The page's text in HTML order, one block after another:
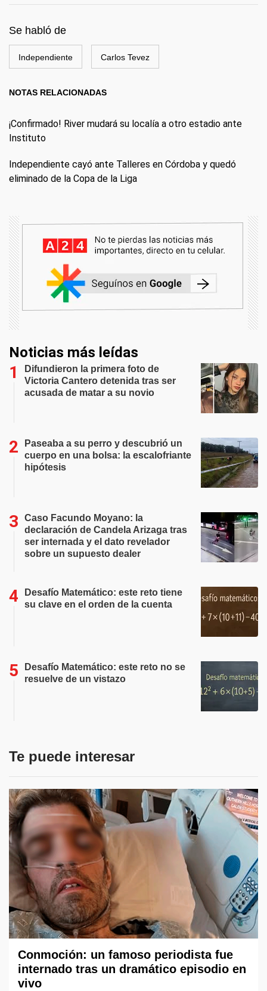
Se habló de
Independiente Carlos Tevez
NOTAS RELACIONADAS
¡Confirmado! River mudará su localía a otro estadio ante
Instituto
Independiente cayó ante Talleres en Córdoba y quedó
eliminado de la Copa de la Liga
Noticias más leídas
Difundieron la primera foto de
Victoria Cantero detenida tras ser
acusada de matar a su novio
Paseaba a su perro y descubrió un
cuerpo en una bolsa: la escalofriante
hipótesis
Caso Facundo Moyano: la
declaración de Candela Arizaga tras
ser internada y el dato revelador
sobre un supuesto dealer
Desafío Matemático: este reto tiene
su clave en el orden de la cuenta
Desafío Matemático: este reto no se
resuelve de un vistazo
Te puede interesar
Conmoción: un famoso periodista fue
internado tras un dramático episodio en
vivo